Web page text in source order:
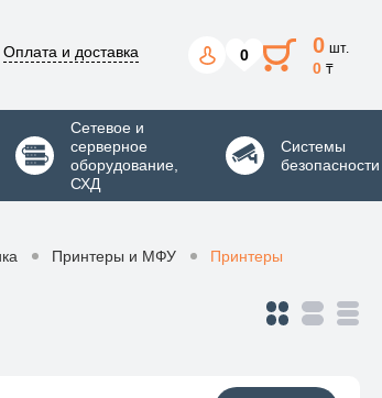
Оплата и доставка 0 0 шт.
0 ₸
Сетевое и
серверное
оборудование,
СХД
Системы
безопасности
Принтеры и МФУ Принтеры